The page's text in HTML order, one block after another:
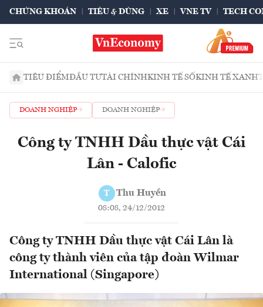
CHỨNG KHOÁN TIÊU & DÙNG XE VNE TV TECH
TIÊU ĐIỂMĐẦU TƯTÀI CHÍNHKINH TẾ SỐKINH TẾ XANH
DOANH NGHIỆP DOANH NGHIỆP
Công ty TNHH Dầu thực vật Cái
Lân - Calofic
T Thu Huyền
08:08, 24/12/2012
Công ty TNHH Dầu thực vật Cái Lân là
công ty thành viên của tập đoàn Wilmar
International (Singapore)